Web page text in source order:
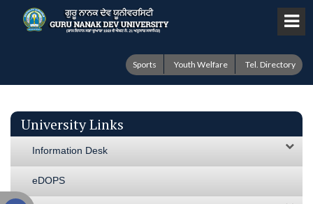
Sports Youth Welfare Tel. Directory
University Links
Information Desk
eDOPS